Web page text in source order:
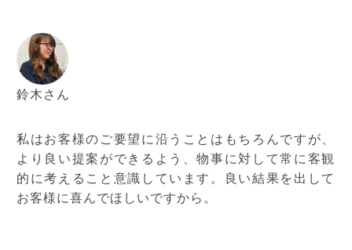
鈴木さん
私はお客様のご要望に沿うことはもちろんですが、
より良い提案ができるよう、物事に対して常に客観
的に考えること意識しています。良い結果を出して
お客様に喜んでほしいですから。